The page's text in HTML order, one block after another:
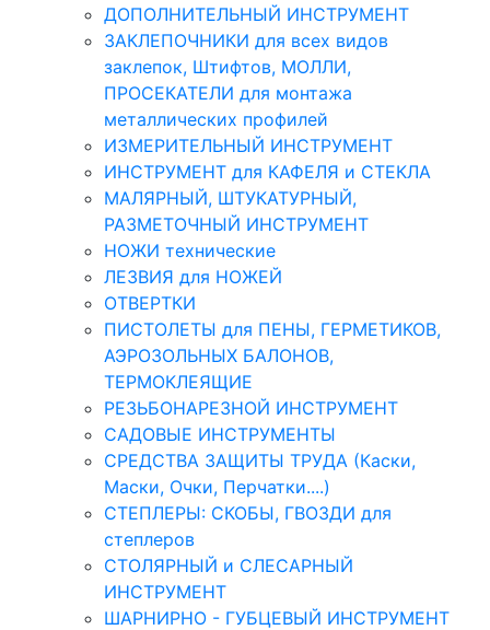
ДОПОЛНИТЕЛЬНЫЙ ИНСТРУМЕНТ
ЗАКЛЕПОЧНИКИ для всех видов
заклепок, Штифтов, МОЛЛИ,
ПРОСЕКАТЕЛИ для монтажа
металлических профилей
ИЗМЕРИТЕЛЬНЫЙ ИНСТРУМЕНТ
ИНСТРУМЕНТ для КАФЕЛЯ и СТЕКЛА
МАЛЯРНЫЙ, ШТУКАТУРНЫЙ,
РАЗМЕТОЧНЫЙ ИНСТРУМЕНТ
НОЖИ технические
ЛЕЗВИЯ для НОЖЕЙ
ОТВЕРТКИ
ПИСТОЛЕТЫ для ПЕНЫ, ГЕРМЕТИКОВ,
АЭРОЗОЛЬНЫХ БАЛОНОВ,
ТЕРМОКЛЕЯЩИЕ
РЕЗЬБОНАРЕЗНОЙ ИНСТРУМЕНТ
САДОВЫЕ ИНСТРУМЕНТЫ
СРЕДСТВА ЗАЩИТЫ ТРУДА (Каски,
Маски, Очки, Перчатки....)
СТЕПЛЕРЫ: СКОБЫ, ГВОЗДИ для
степлеров
СТОЛЯРНЫЙ и СЛЕСАРНЫЙ
ИНСТРУМЕНТ
ШАРНИРНО - ГУБЦЕВЫЙ ИНСТРУМЕНТ